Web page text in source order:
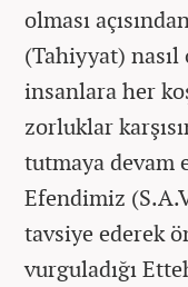
olması
(Tahiyyat)
insanlara her
zorluklar
tutmaya devam
Efendimiz
tavsiye ederek
vurguladığı